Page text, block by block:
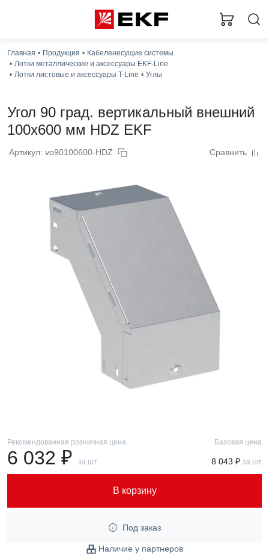
Главная Продукция
Кабеленесущие системы
Лотки металлические и аксессуары EKF-Line
Лотки листовые и аксессуары T-Line
Углы
Угол 90 град. вертикальный внешний
100x600 мм HDZ EKF
Артикул: vo90100600-HDZ Сравнить
Рекомендованная розничная цена
6 032 ₽ за шт
Базовая цена
8 043 ₽ за шт
В корзину
Под заказ
Наличие у партнеров